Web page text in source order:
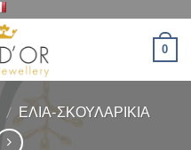
0
/ ΕΛΙΑ-ΣΚΟΥΛΑΡΙΚΙΑ